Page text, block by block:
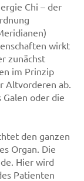
Chi – der
wirkt
zunächst
im Prinzip
Altvorderen ab.
oder die
den ganzen
Organ. Die
Hier wird
Patienten